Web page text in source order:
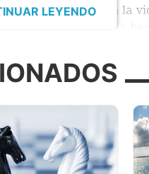
más importante en la
De hecho, era la
de Jesús se trataba
a la Tierra.
es una palabra muy
que se refiere a un
LEYENDO